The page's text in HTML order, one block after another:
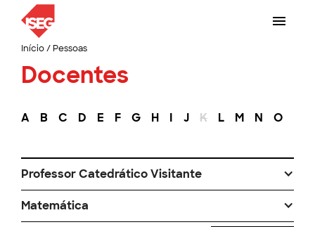
Início/ Pessoas
Docentes
A B C D E F G H I J K L M N O
Professor Catedrático Visitante
Matemática